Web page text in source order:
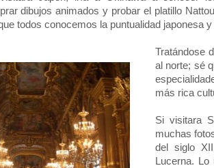
dibujos animados y probar el platillo
todos conocemos la puntualidad japonesa
Tratándose
al norte; sé
más rica
Si visitara
muchas
del siglo
Lucerna. Lo